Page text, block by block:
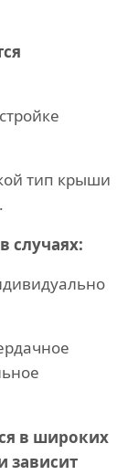
тип крыши
случаях:
в широких
зависит